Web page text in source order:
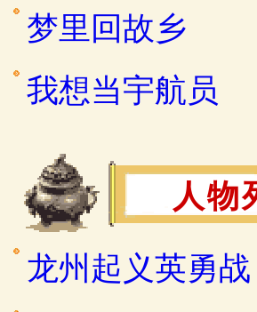
梦里回故乡
我想当宇航员
人物
龙州起义英勇